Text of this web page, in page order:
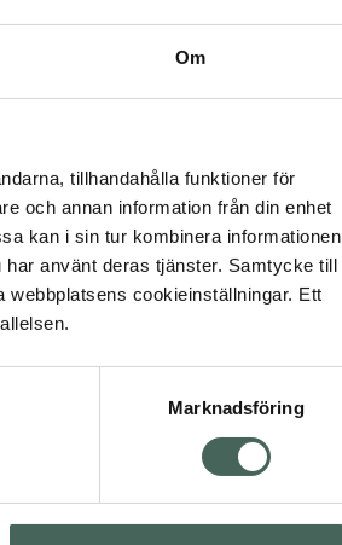
Om
tillhandahålla funktioner för
och annan information från din enhet
kan i sin tur kombinera informationen
använt deras tjänster. Samtycke till
cookieinställningar. Ett
Marknadsföring